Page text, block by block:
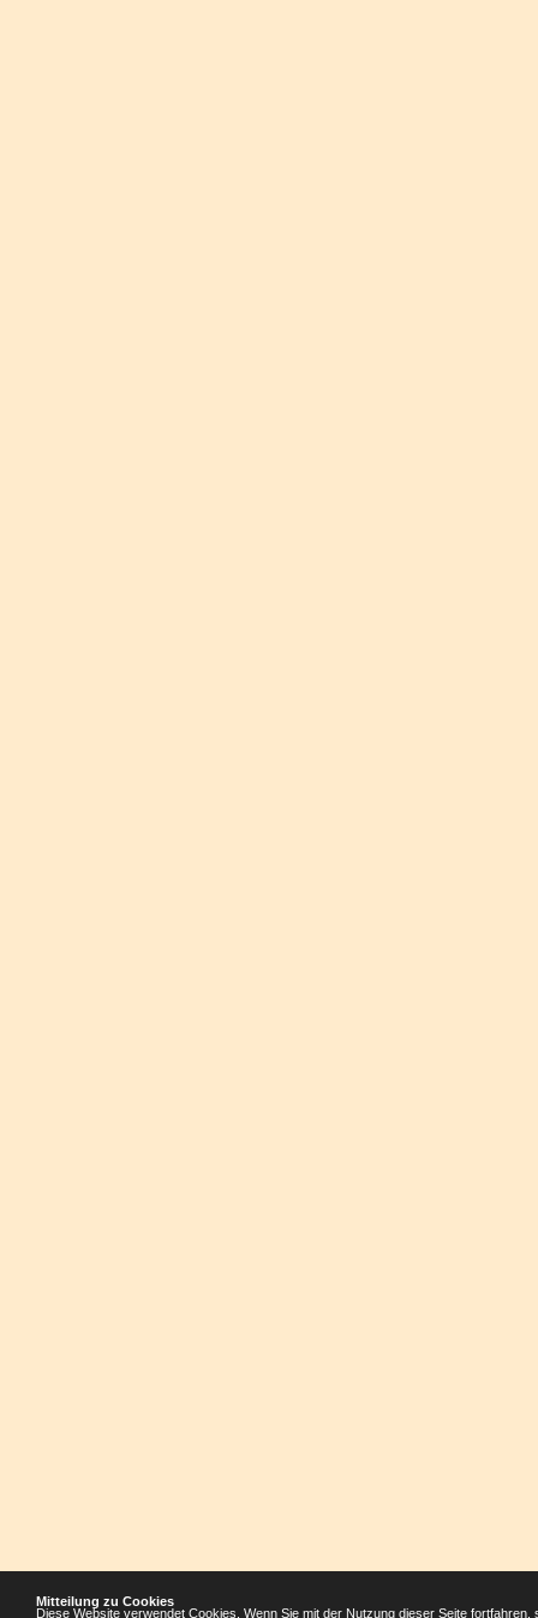
Mitteilung zu Cookies
Diese Website verwendet Cookies. Wenn Sie mit der Nutzung dieser Seite